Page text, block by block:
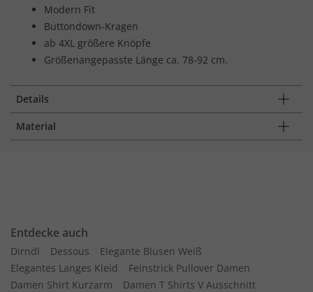
Modern Fit
Buttondown-Kragen
ab 4XL größere Knöpfe
Größenangepasste Länge ca. 78-92 cm.
Details
Material
Entdecke auch
Dirndl Dessous
Elegante Blusen Weiß
Elegantes Langes Kleid
Feinstrick Pullover Damen
Damen Shirt Kurzarm
Damen T Shirts V Ausschnitt